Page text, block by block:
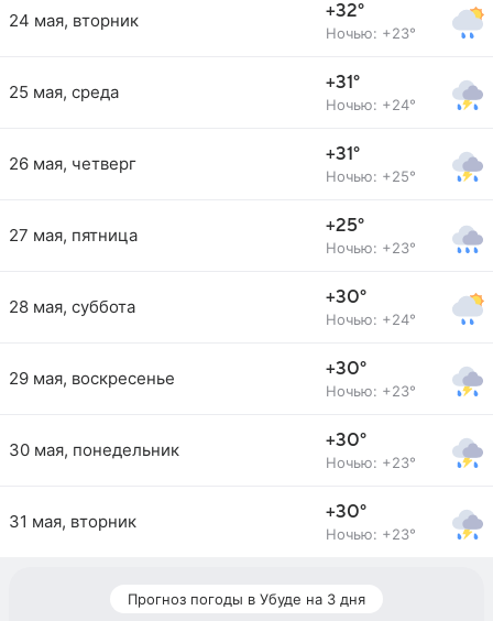
24 мая, вторник +32°
Ночью: +23°
25 мая, среда +31°
Ночью: +24°
26 мая, четверг +31°
Ночью: +25°
27 мая, пятница +25°
Ночью: +23°
28 мая, суббота +30°
Ночью: +24°
29 мая, воскресенье +30°
Ночью: +23°
30 мая, понедельник +30°
Ночью: +23°
31 мая, вторник +30°
Ночью: +23°
Прогноз погоды в Убуде на 3 дня